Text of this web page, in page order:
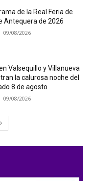
de la Real Feria de
Antequera de 2026
09/08/2026
Valsequillo y Villanueva
la calurosa noche del
8 de agosto
09/08/2026